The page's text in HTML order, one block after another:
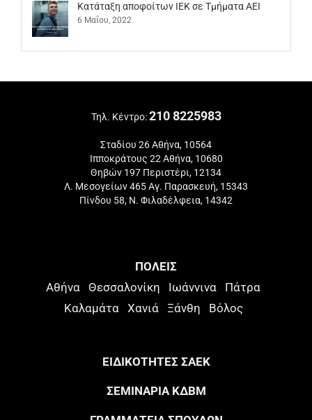
Kατάταξη αποφοίτων ΙΕΚ σε Τμήματα ΑΕΙ
6 Μαΐου, 2022
Τηλ. Κέντρο:210 8225983
Σταδίου 26 Αθήνα, 10564
Ιπποκράτους 22 Αθήνα, 10680
Θηβών 197 Περιστέρι, 12134
Λ. Μεσογείων 465 Αγ. Παρασκευή, 15343
Πίνδου 58, Ν. Φιλαδέλφεια, 14342
ΠΟΛΕΙΣ
Αθήνα Θεσσαλονίκη Ιωάννινα
Πάτρα
Καλαμάτα
Χανιά Ξάνθη Βόλος
ΕΙΔΙΚΟΤΗΤΕΣ ΣΑΕΚ
ΣΕΜΙΝΑΡΙΑ ΚΔΒΜ